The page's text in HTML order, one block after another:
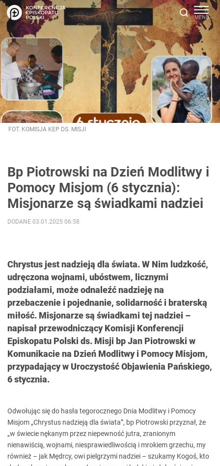
FOT. KOMISJA KEP DS. MISJI
Bp Piotrowski na Dzień Modlitwy i
Pomocy Misjom (6 stycznia):
Misjonarze są świadkami nadziei
Chrystus jest nadzieją dla świata. W Nim ludzkość,
udręczona wojnami, ubóstwem, licznymi
podziałami, może odnaleźć nadzieję na
przebaczenie i pojednanie, solidarność i braterską
miłość. Misjonarze są świadkami tej nadziei –
napisał przewodniczący Komisji Konferencji
Episkopatu Polski ds. Misji bp Jan Piotrowski w
Komunikacie na Dzień Modlitwy i Pomocy Misjom,
przypadający w Uroczystość Objawienia Pańskiego,
6 stycznia.
DODANE 03.01.2025 06:58
Odwołując się do hasła tegorocznego Dnia Modlitwy i Pomocy
Misjom „Chrystus nadzieją dla świata”, bp Piotrowski przyznał, że
„w świecie nękanym przez niepewność jutra, zranionym
nienawiścią, wojnami, niesprawiedliwością i mrokiem grzechu, my
również – jak Mędrcy, owi pielgrzymi nadziei – szukamy Kogoś, kto